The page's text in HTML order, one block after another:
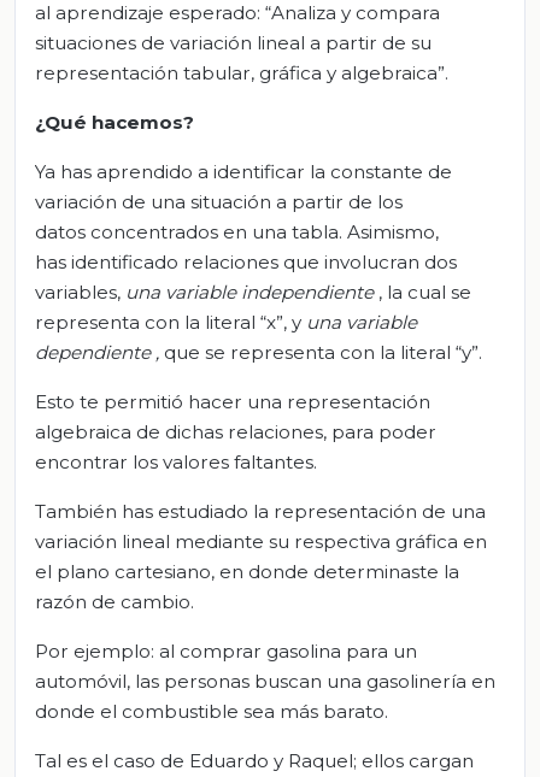
al aprendizaje esperado: “Analiza y compara
situaciones de variación lineal a partir de su
representación tabular, gráfica y algebraica”.
¿Qué hacemos?
Ya has aprendido a identificar la constante de
variación de una situación a partir de los
datos concentrados en una tabla. Asimismo,
has identificado relaciones que involucran dos
variables, una variable independiente , la cual se
representa con la literal “x”, y una variable
dependiente , que se representa con la literal “y”.
Esto te permitió hacer una representación
algebraica de dichas relaciones, para poder
encontrar los valores faltantes.
También has estudiado la representación de una
variación lineal mediante su respectiva gráfica en
el plano cartesiano, en donde determinaste la
razón de cambio.
Por ejemplo: al comprar gasolina para un
automóvil, las personas buscan una gasolinería en
donde el combustible sea más barato.
Tal es el caso de Eduardo y Raquel; ellos cargan